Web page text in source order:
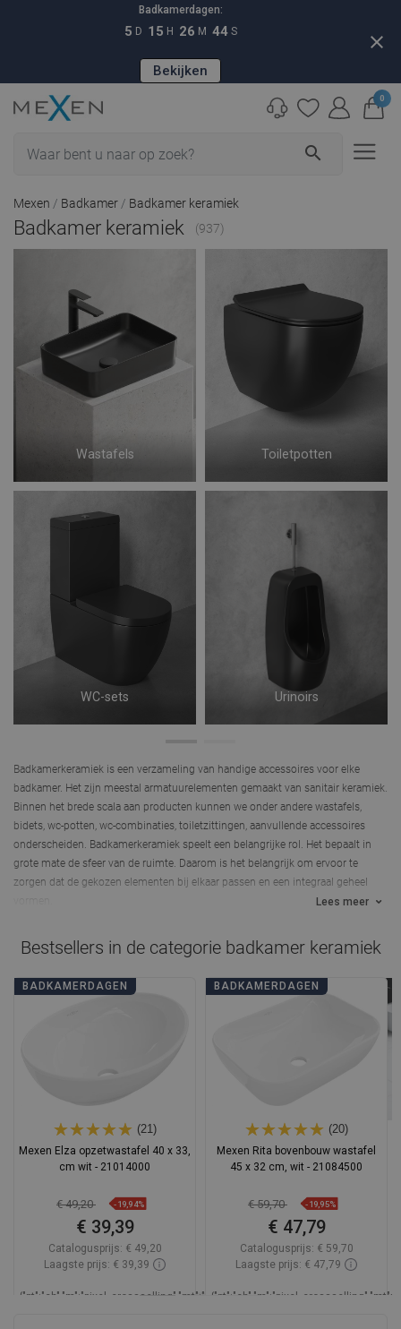
Badkamerdagen:
5 D 15 H 26 M 43 S
Bekijken
close
search
0
Mexen Badkamer Badkamer keramiek
Badkamer keramiek (937)
Wastafels Toiletpotten
WC-sets Urinoirs
Badkamerkeramiek is een verzameling van handige accessoires voor elke
badkamer. Het zijn meestal armatuurelementen gemaakt van sanitair keramiek.
Binnen het brede scala aan producten kunnen we onder andere wastafels,
bidets, wc-potten, wc-combinaties, toiletzittingen, aanvullende accessoires
onderscheiden. Badkamerkeramiek speelt een belangrijke rol. Het bepaalt in
grote mate de sfeer van de ruimte. Daarom is het belangrijk om ervoor te
zorgen dat de gekozen elementen bij elkaar passen en een integraal geheel
Lees meer
Bestsellers in de categorie badkamer keramiek
BADKAMERDAGEN
(21)
Mexen Elza opzetwastafel 40 x 33,
cm wit - 21014000
€ 49,20 -19,94%
€ 39,39
Catalogusprijs: € 49,20
Laagste prijs: € 39,39
BADKAMERDAGEN
(20)
Mexen Rita bovenbouw wastafel
45 x 32 cm, wit - 21084500
€ 59,70 -19,95%
€ 47,79
Catalogusprijs: € 59,70
Laagste prijs: € 47,79